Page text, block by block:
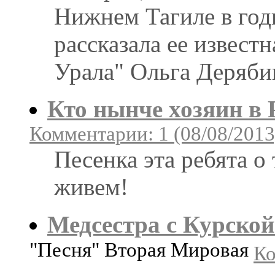
Нижнем Тагиле в
рассказала ее
Урала" Ольга
Кто нынче хозяин в
Комментарии: 1 (08/08/
Песенка эта ребята
живем!
Медсестра с
"Песня" Вторая Мировая